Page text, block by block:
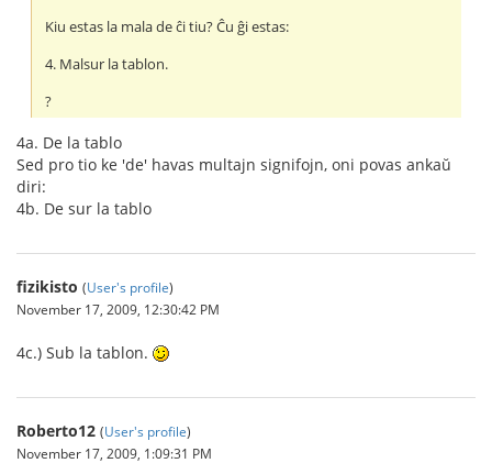
Kiu estas la mala de ĉi tiu? Ĉu ĝi estas:
4. Malsur la tablon.
?
4a. De la tablo
Sed pro tio ke 'de' havas multajn signifojn, oni povas ankaŭ
diri:
4b. De sur la tablo
fizikisto (User's profile)
November 17, 2009, 12:30:42 PM
4c.) Sub la tablon.
Roberto12 (User's profile)
November 17, 2009, 1:09:31 PM